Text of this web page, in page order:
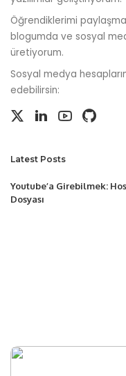
Öğrendiklerimi
blogumda ve sosyal
üretiyorum.
Sosyal medya
edebilirsin:
Latest Posts
Youtube’a Girebilmek:
Dosyası